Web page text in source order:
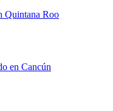
Quintana Roo
en Cancún